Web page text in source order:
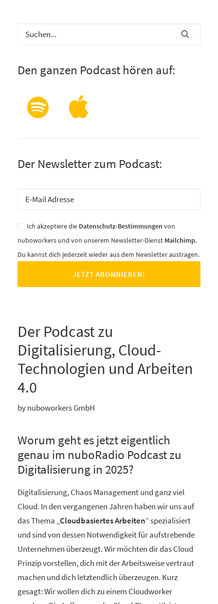
Den ganzen Podcast hören auf:
Der Newsletter zum Podcast:
Ich akzeptiere die Datenschutz-Bestimmungen von
nuboworkers und von unserem Newsletter-Dienst Mailchimp.
Du kannst dich jederzeit wieder aus dem Newsletter austragen.
Der Podcast zu
Digitalisierung, Cloud-
Technologien und Arbeiten
4.0
by nuboworkers GmbH
Worum geht es jetzt eigentlich
genau im nuboRadio Podcast zu
Digitalisierung in 2025?
Digitalisierung, Chaos Management und ganz viel
Cloud. In den vergangenen Jahren haben wir uns auf
das Thema „Cloudbasiertes Arbeiten“ spezialisiert
und sind von dessen Notwendigkeit für aufstrebende
Unternehmen überzeugt. Wir möchten dir das Cloud
Prinzip vorstellen, dich mit der Arbeitsweise vertraut
machen und dich letztendlich überzeugen. Kurz
gesagt: Wir wollen dich zu einem Cloudworker